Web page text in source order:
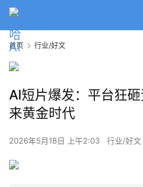
首页 行业/好文
AI短片爆发：平台狂
来黄金时代
2026年5月18日 上午2:03 行业/好文